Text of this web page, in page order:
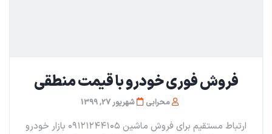
فروش فوری خودرو با قیمت منطقی
محرابی شهریور 27, 1399
ارتباط مستقیم برای فروش ماشین ۰۹۱۲۱۲۴۴۱۰۵ بازار خودرو